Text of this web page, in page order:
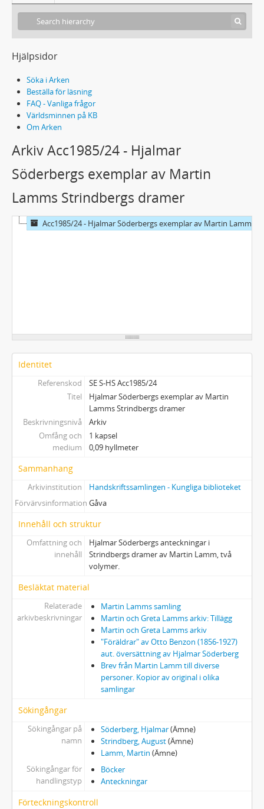
Hjälpsidor
Söka i Arken
Beställa för läsning
FAQ - Vanliga frågor
Världsminnen på KB
Om Arken
Arkiv Acc1985/24 - Hjalmar
Söderbergs exemplar av Martin
Lamms Strindbergs dramer
Acc1985/24 - Hjalmar Söderbergs exemplar av Martin Lamms Strindbergs dramer
Identitet
Referenskod
SE S-HS Acc1985/24
Titel
Hjalmar Söderbergs exemplar av Martin
Lamms Strindbergs dramer
Beskrivningsnivå
Arkiv
Omfång och
medium
1 kapsel
0,09 hyllmeter
Sammanhang
Arkivinstitution
Handskriftssamlingen - Kungliga biblioteket
Förvärvsinformation Gåva
Innehåll och struktur
Omfattning och
innehåll
Hjalmar Söderbergs anteckningar i
Strindbergs dramer av Martin Lamm, två
volymer.
Besläktat material
Relaterade
arkivbeskrivningar
Martin Lamms samling
Martin och Greta Lamms arkiv: Tillägg
Martin och Greta Lamms arkiv
"Föräldrar" av Otto Benzon (1856-1927)
aut. översättning av Hjalmar Söderberg
Brev från Martin Lamm till diverse
personer. Kopior av original i olika
samlingar
Sökingångar
Sökingångar på
namn
Söderberg, Hjalmar(Ämne)
Strindberg, August(Ämne)
Lamm, Martin (Ämne)
Sökingångar för
handlingstyp
Böcker
Anteckningar
Förteckningskontroll